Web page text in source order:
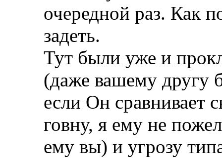
очередной раз. Как
задеть.
Тут были уже и
(даже вашему другу
если Он сравнивает
говну, я ему не
ему вы) и угрозу